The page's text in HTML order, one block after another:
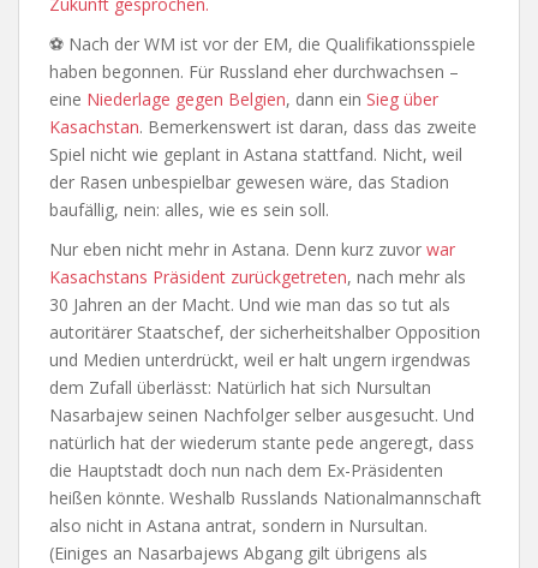
⚽ Nach der WM ist vor der EM, die Qualifikationsspiele
haben begonnen. Für Russland eher durchwachsen –
eine Niederlage gegen Belgien, dann ein Sieg über
Kasachstan. Bemerkenswert ist daran, dass das zweite
Spiel nicht wie geplant in Astana stattfand. Nicht, weil
der Rasen unbespielbar gewesen wäre, das Stadion
baufällig, nein: alles, wie es sein soll.
Nur eben nicht mehr in Astana. Denn kurz zuvor war
Kasachstans Präsident zurückgetreten, nach mehr als
30 Jahren an der Macht. Und wie man das so tut als
autoritärer Staatschef, der sicherheitshalber Opposition
und Medien unterdrückt, weil er halt ungern irgendwas
dem Zufall überlässt: Natürlich hat sich Nursultan
Nasarbajew seinen Nachfolger selber ausgesucht. Und
natürlich hat der wiederum stante pede angeregt, dass
die Hauptstadt doch nun nach dem Ex-Präsidenten
heißen könnte. Weshalb Russlands Nationalmannschaft
also nicht in Astana antrat, sondern in Nursultan.
(Einiges an Nasarbajews Abgang gilt übrigens als